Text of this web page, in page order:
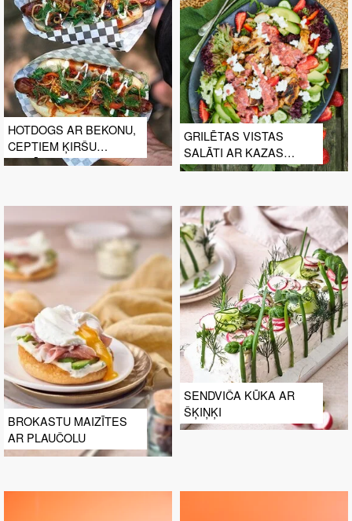
HOTDOGS AR BEKONU,
CEPTIEM ĶIRŠU
TOMĀTIEM UN
GRILĒTAS VISTAS
SALĀTI AR KAZAS
SIERU UN ZEMEŅU UN
BROKASTU MAIZĪTES
AR PLAUČOLU
SENDVIČA KŪKA AR
ŠĶIŅĶI